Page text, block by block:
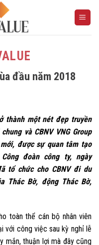
đầu năm 2018
thành một nét đẹp truyền
và CBNV VNG Group
được sự quan tâm tạo
đoàn công ty, ngày
tổ chức cho CBNV đi du
Thác Bờ, động Thác Bờ,
toàn thể cán bộ nhân viên
với công việc sau kỳ nghỉ lễ
mắn, thuận lợi mà đây cũng